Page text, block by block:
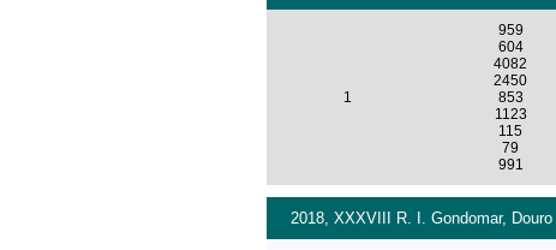
1
959
604
4082
2450
853
1123
115
79
991
2018, XXXVIII R. I. Gondomar,